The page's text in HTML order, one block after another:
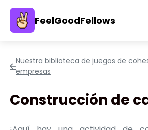
FeelGoodFellows
Nuestra biblioteca de juegos de
empresas
Construcción de